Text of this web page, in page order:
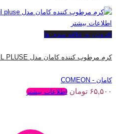
اطلاعات بیشتر
افزودن به علاقه مندی ها
کرم مرطوب کننده کامان مدل OIL PLUSE حجم 400 میلی لیتر
کامان - COMEON
۶۵,۵۰۰ تومان اطلاعات بیشتر